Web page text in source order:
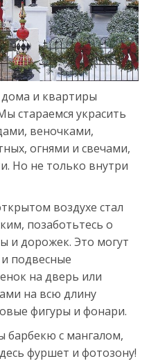
и квартиры
стараемся украсить
веночками,
огнями и свечами,
Но не только внутри
воздухе стал
позаботьтесь о
и дорожек. Это могут
подвесные
на дверь или
на всю длину
фигуры и фонари.
барбекю с мангалом,
фуршет и фотозону!